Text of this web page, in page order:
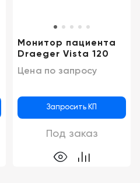
Монитор пациента
Draeger Vista 120
Цена по запросу
Запросить КП
Под заказ